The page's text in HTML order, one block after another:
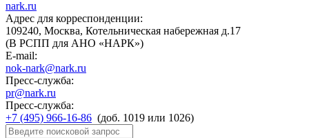
nark.ru
Адрес для корреспонденции:
109240, Москва, Котельническая набережная д.17
(В РСПП для АНО «НАРК»)
E-mail:
nok-nark@nark.ru
Пресс-служба:
pr@nark.ru
Пресс-служба:
+7 (495) 966-16-86 (доб. 1019 или 1026)